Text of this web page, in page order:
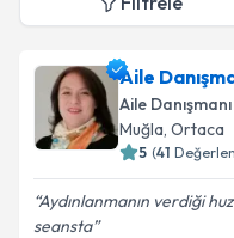
Aile
Aile Danışmanı
Muğla, Ortaca
5 (41
Aydınlanmanın verdiği
seansta